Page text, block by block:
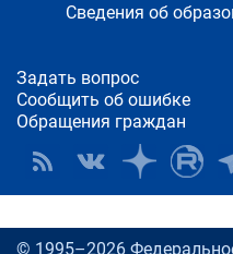
Сведения об
Задать вопрос
Сообщить об ошибке
Обращения граждан
© 1995–2026